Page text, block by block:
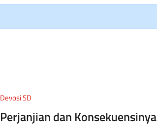
Devosi SD
Perjanjian dan Konsekuensinya